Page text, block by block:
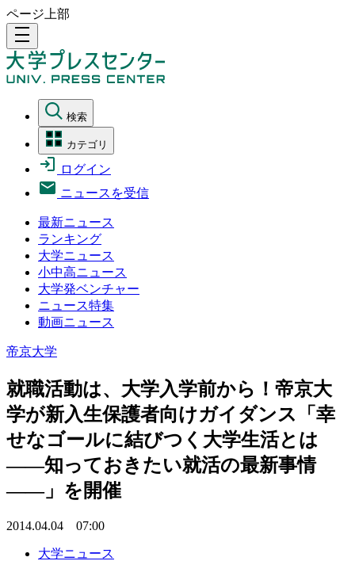
ページ上部
density_medium
検索
カテゴリ
ログイン
ニュースを受信
最新ニュース
ランキング
大学ニュース
小中高ニュース
大学発ベンチャー
ニュース特集
動画ニュース
帝京大学
就職活動は、大学入学前から！帝京大
学が新入生保護者向けガイダンス「幸
せなゴールに結びつく大学生活とは
――知っておきたい就活の最新事情
――」を開催
2014.04.04 07:00
大学ニュース